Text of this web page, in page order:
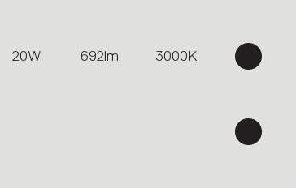
20W 692lm 3000K